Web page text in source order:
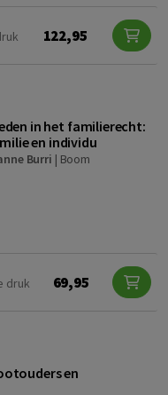
122,95
in het familierecht:
en individu
Burri | Boom
druk
69,95
en